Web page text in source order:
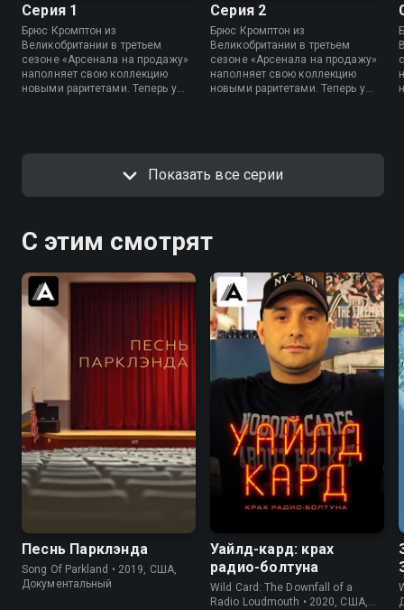
Серия 1
Брюс Кромптон из
Великобритании в третьем
сезоне «Арсенала на продажу»
наполняет свою коллекцию
новыми раритетами. Теперь у
Австралии, самолет «Дакота» и
даже розовый танк в рабочем
Серия 2
Брюс Кромптон из
Великобритании в третьем
сезоне «Арсенала на продажу»
наполняет свою коллекцию
новыми раритетами. Теперь у
даже розовый танк в рабочем
Показать все серии
С этим смотрят
6.6 8.4
Песнь Парклэнда
Song Of Parkland • 2019, США,
Документальный
6.2
Уайлд-кард: крах
радио-болтуна
Wild Card: The Downfall of a
Radio Loudmouth • 2020, США,